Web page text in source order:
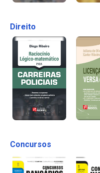
Direito
Concursos